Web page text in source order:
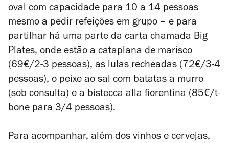
oval com capacidade para 10 a 14 pessoas
mesmo a pedir refeições em grupo – e para
partilhar há uma parte da carta chamada Big
Plates, onde estão a cataplana de marisco
(69€/2-3 pessoas), as lulas recheadas (72€/3-4
pessoas), o peixe ao sal com batatas a murro
(sob consulta) e a bistecca alla fiorentina (85€/t-
bone para 3/4 pessoas).
Para acompanhar, além dos vinhos e cervejas,